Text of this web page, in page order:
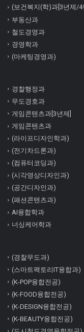
(보건복지(학)과[3년제/4
부동산과
철도경영과
경영학과
(마케팅경영과)
경찰행정과
무도경호과
게임콘텐츠과[3년제]
게임콘텐츠과
(라이프디자인학과)
(전기차드론과)
(컴퓨터코딩과)
(시각영상디자인과)
(공간디자인과)
(패션콘텐츠과)
AI융합학과
너싱케어학과
(경찰무도과)
(스마트팩토리IT융합과)
(K-POP융합전공)
(K-FOOD융합전공)
(K-DESIGN융합전공)
(K-BEAUTY융합전공)